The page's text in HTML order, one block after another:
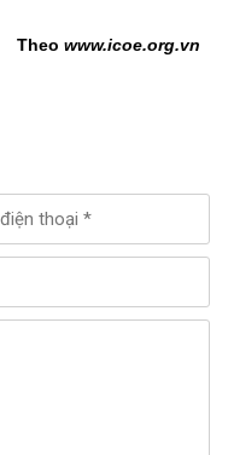
Theo www.icoe.org.vn